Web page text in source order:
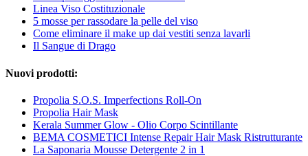
Linea Viso Costituzionale
5 mosse per rassodare la pelle del viso
Come eliminare il make up dai vestiti senza lavarli
Il Sangue di Drago
Nuovi prodotti:
Propolia S.O.S. Imperfections Roll-On
Propolia Hair Mask
Kerala Summer Glow - Olio Corpo Scintillante
BEMA COSMETICI Intense Repair Hair Mask Ristrutturante
La Saponaria Mousse Detergente 2 in 1